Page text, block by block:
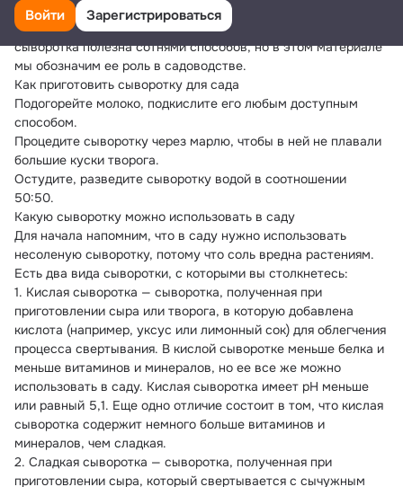
остается после свертывания молока. Она наполнена
белком, витаминами, минералами и ферментами. Конечно,
сыворотка полезна сотнями способов, но в этом материале
мы обозначим ее роль в садоводстве.
Как приготовить сыворотку для сада
Подогорейте молоко, подкислите его любым доступным
способом.
Процедите сыворотку через марлю, чтобы в ней не плавали
большие куски творога.
Остудите, разведите сыворотку водой в соотношении
50:50.
Какую сыворотку можно использовать в саду
Для начала напомним, что в саду нужно использовать
несоленую сыворотку, потому что соль вредна растениям.
Есть два вида сыворотки, с которыми вы столкнетесь:
1. Кислая сыворотка — сыворотка, полученная при
приготовлении сыра или творога, в которую добавлена
кислота (например, уксус или лимонный сок) для облегчения
процесса свертывания. В кислой сыворотке меньше белка и
меньше витаминов и минералов, но ее все же можно
использовать в саду. Кислая сыворотка имеет pH меньше
или равный 5,1. Еще одно отличие состоит в том, что кислая
сыворотка содержит немного больше витаминов и
минералов, чем сладкая.
2. Сладкая сыворотка — сыворотка, полученная при
приготовлении сыра, который свертывается с сычужным
Войти Зарегистрироваться